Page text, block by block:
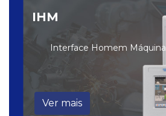
IHM
Interface Homem Máquina
Ver mais